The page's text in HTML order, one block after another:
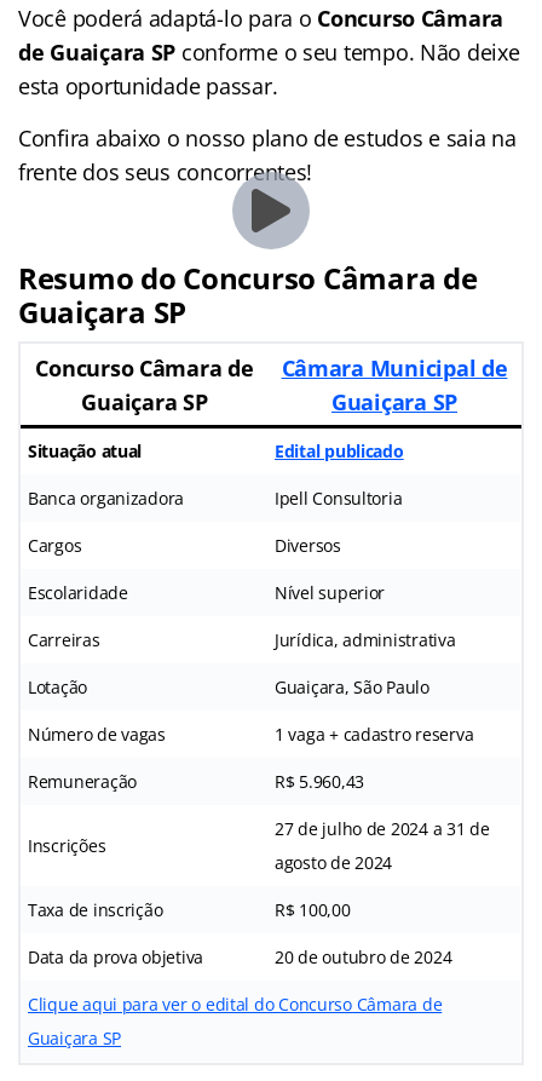
Você poderá adaptá-lo para o Concurso Câmara
de Guaiçara SP conforme o seu tempo. Não deixe
esta oportunidade passar.
Confira abaixo o nosso plano de estudos e saia na
frente dos seus concorrentes!
Resumo do Concurso Câmara de
Guaiçara SP
Concurso Câmara de
Guaiçara SP
Câmara Municipal de
Guaiçara SP
Situação atual Edital publicado
Banca organizadora Ipell Consultoria
Cargos Diversos
Escolaridade Nível superior
Carreiras Jurídica, administrativa
Lotação Guaiçara, São Paulo
Número de vagas 1 vaga + cadastro reserva
Remuneração R$ 5.960,43
Inscrições
27 de julho de 2024 a 31 de
agosto de 2024
Taxa de inscrição R$ 100,00
Data da prova objetiva 20 de outubro de 2024
Clique aqui para ver o edital do Concurso Câmara de
Guaiçara SP